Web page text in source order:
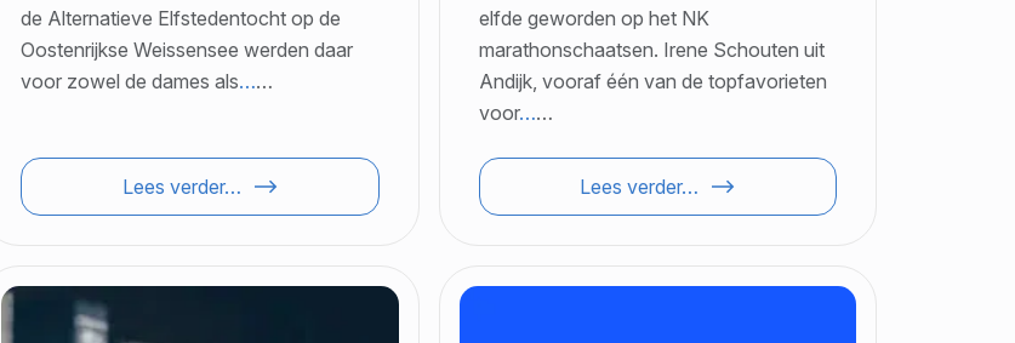
de Alternatieve Elfstedentocht op de
Oostenrijkse Weissensee werden daar
voor zowel de dames als……
Lees verder…
elfde geworden op het NK
marathonschaatsen. Irene Schouten uit
Andijk, vooraf één van de topfavorieten
voor……
Lees verder…